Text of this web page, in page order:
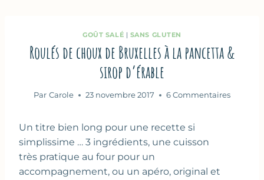
GOÛT SALÉ | SANS GLUTEN
Roulés de choux de Bruxelles à la pancetta &
sirop d’érable
Par Carole 23 novembre 2017 6 Commentaires
Un titre bien long pour une recette si
simplissime … 3 ingrédients, une cuisson
très pratique au four pour un
accompagnement, ou un apéro, original et